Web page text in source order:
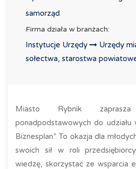
samorząd
Firma działa w branżach:
Instytucje Urzędy
Urzędy
sołectwa, starostwa
Miasto Rybnik
ponadpodstawowych do udziału
Biznesplan”. To okazja dla
swoich sił w roli
wiedzę, skorzystać ze wsparcia